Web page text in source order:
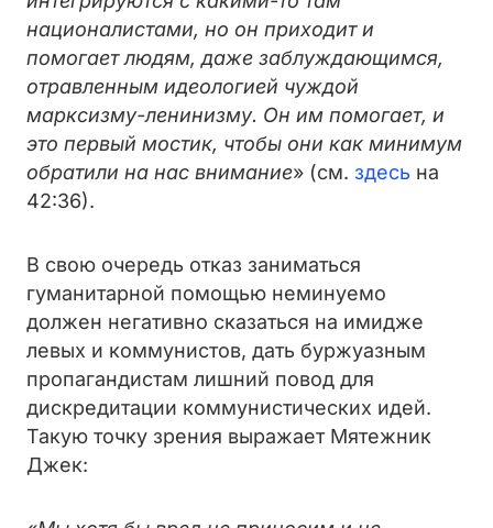
националистами, но он приходит и
помогает людям, даже заблуждающимся,
отравленным идеологией чуждой
марксизму-ленинизму. Он им помогает, и
это первый мостик, чтобы они как минимум
обратили на нас внимание» (см. здесь на
42:36).
В свою очередь отказ заниматься
гуманитарной помощью неминуемо
должен негативно сказаться на имидже
левых и коммунистов, дать буржуазным
пропагандистам лишний повод для
дискредитации коммунистических идей.
Такую точку зрения выражает Мятежник
Джек: